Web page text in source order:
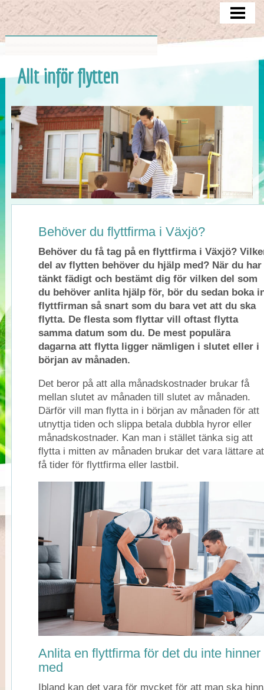
ATT TÄNKA PÅ
MAGASINERING
FLYTTEN
BLOGG
Allt inför flytten
Behöver du flyttfirma i Växjö?
Behöver du få tag på en flyttfirma i Växjö?
del av flytten behöver du hjälp med? När du har
tänkt fädigt och bestämt dig för vilken del som
du behöver anlita hjälp för, bör du sedan boka
flyttfirman så snart som du bara vet att du ska
flytta. De flesta som flyttar vill oftast flytta
samma datum som du. De mest populära
dagarna att flytta ligger nämligen i slutet eller i
början av månaden.
Det beror på att alla månadskostnader brukar få
mellan slutet av månaden till slutet av månaden.
Därför vill man flytta in i början av månaden för att
utnyttja tiden och slippa betala dubbla hyror eller
månadskostnader. Kan man i stället tänka sig att
flytta i mitten av månaden brukar det vara lättare
få tider för flyttfirma eller lastbil.
Anlita en flyttfirma för det du inte hinner
med
Ibland kan det vara för mycket för att man ska